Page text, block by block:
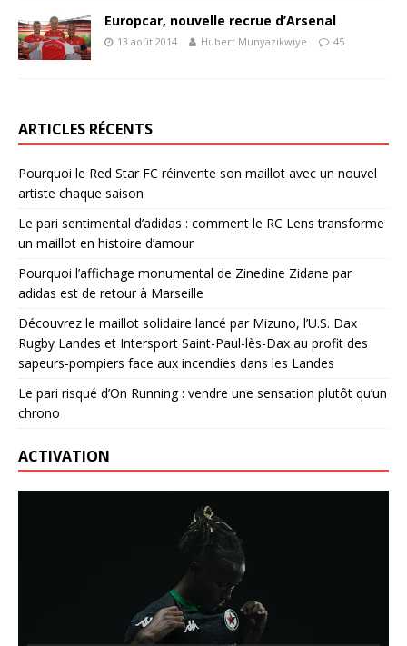
Europcar, nouvelle recrue d’Arsenal
13 août 2014 Hubert Munyazikwiye 45
ARTICLES RÉCENTS
Pourquoi le Red Star FC réinvente son maillot avec un nouvel
artiste chaque saison
Le pari sentimental d’adidas : comment le RC Lens transforme
un maillot en histoire d’amour
Pourquoi l’affichage monumental de Zinedine Zidane par
adidas est de retour à Marseille
Découvrez le maillot solidaire lancé par Mizuno, l’U.S. Dax
Rugby Landes et Intersport Saint-Paul-lès-Dax au profit des
sapeurs-pompiers face aux incendies dans les Landes
Le pari risqué d’On Running : vendre une sensation plutôt qu’un
chrono
ACTIVATION